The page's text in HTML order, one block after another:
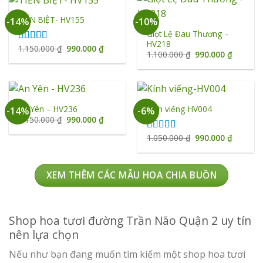
-14%TIỄN BIỆT- HV155
Được xếp
1.150.000₫ Giá
là:
990.000₫Giá
tại
-10%
Giọt Lệ Đau Thương –
HV218
1.100.000₫ Giá
gốc
là:
990.000₫Giá
tại
-14%An Yên – HV236
1.150.000₫ Giá
gốc
là:
990.000₫Giá
tại
-6%Kính viếng-HV004
Được xếp
1.050.000₫ Giá
gốc
là:
990.000₫Giá
tại
XEM THÊM CÁC MẪU HOA CHIA BUỒN
Shop hoa tươi đường Trần Não Quận 2 uy tín
nên lựa chọn
Nếu như bạn đang muốn tìm kiếm một shop hoa tươi